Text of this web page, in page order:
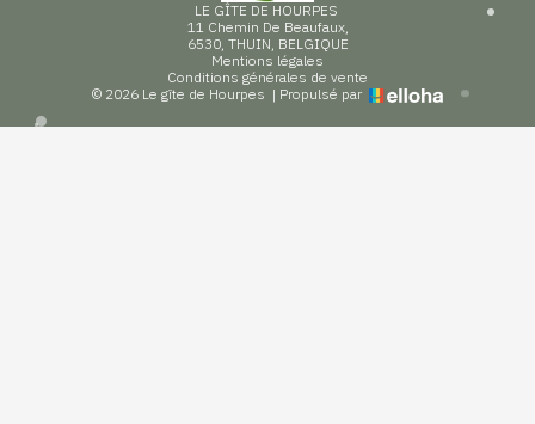
LE GÎTE DE HOURPES
11 Chemin De Beaufaux,
6530, THUIN, BELGIQUE
Mentions légales
Conditions générales de vente
© 2026 Le gîte de Hourpes | Propulsé par